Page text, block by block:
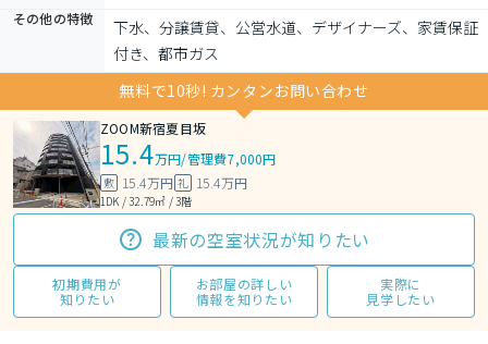
その他の特徴
下水、分譲賃貸、公営水道、デザイナーズ、家賃保証
付き、都市ガス
無料で10秒! カンタンお問い合わせ
ZOOM新宿夏目坂
15.4万円/管理費7,000円
敷 15.4万円 礼 15.4万円
1DK / 32.79㎡ / 3階
最新の空室状況が知りたい
初期費用が
知りたい
お部屋の詳しい
情報を知りたい
実際に
見学したい